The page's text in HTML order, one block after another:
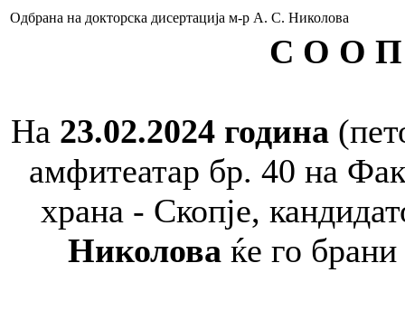
Одбрана на докторска дисертација м-р А. С. Николова
С О О
На 23.02.2024 година
амфитеатар бр. 40 на
храна - Скопје,
Николоваќе го брани